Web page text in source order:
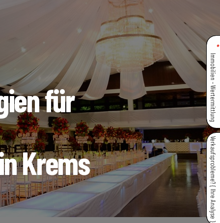
für
Krems
Immobilien - Wertermittlung
Verkaufsprobleme? { Ihre Analyse }